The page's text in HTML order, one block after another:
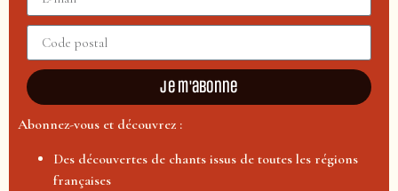
Je m'abonne
Abonnez-vous et découvrez :
Des découvertes de chants issus de toutes les régions
françaises